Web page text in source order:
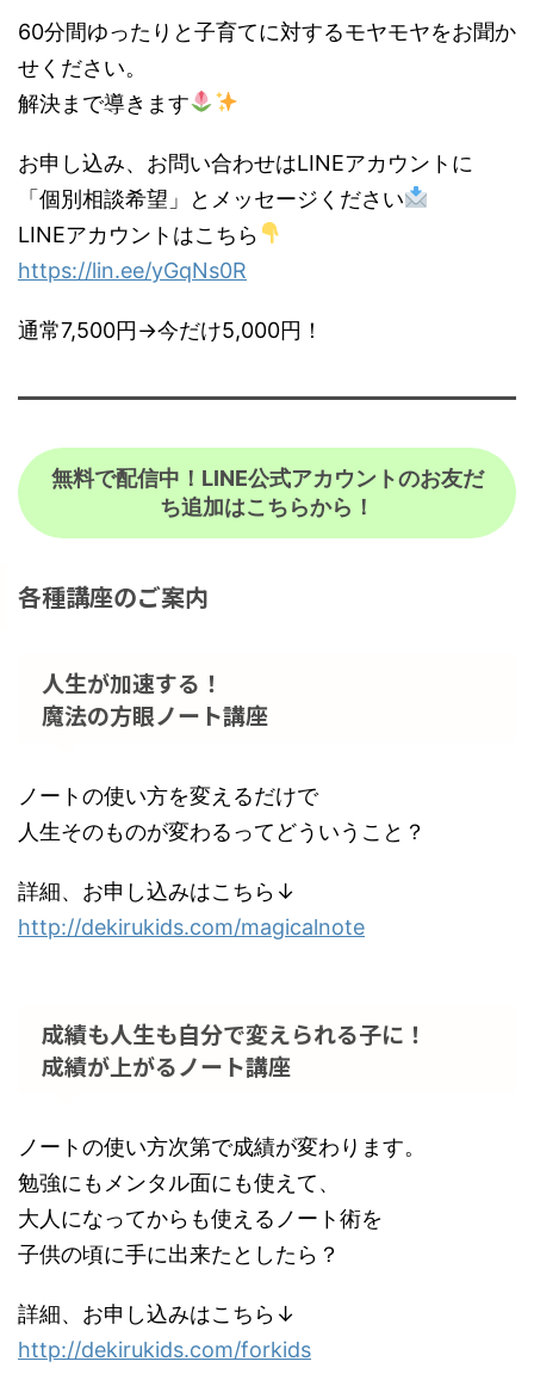
60分間ゆったりと子育てに対するモヤモヤをお聞か
せください。
解決まで導きます
お申し込み、お問い合わせはLINEアカウントに
「個別相談希望」とメッセージください
LINEアカウントはこちら
https://lin.ee/yGqNs0R
通常7,500円→今だけ5,000円！
無料で配信中！ LINE公式アカウントのお友だ
ち追加はこちらから！
各種講座のご案内
人生が加速する！
魔法の方眼ノート講座
ノートの使い方を変えるだけで
人生そのものが変わるってどういうこと？
詳細、お申し込みはこちら↓
http://dekirukids.com/magicalnote
成績も人生も自分で変えられる子に！
成績が上がるノート講座
ノートの使い方次第で成績が変わります。
勉強にもメンタル面にも使えて、
大人になってからも使えるノート術を
子供の頃に手に出来たとしたら？
詳細、お申し込みはこちら↓
http://dekirukids.com/forkids